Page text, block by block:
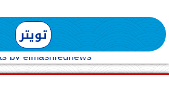
تويتر
by elmashreqnews